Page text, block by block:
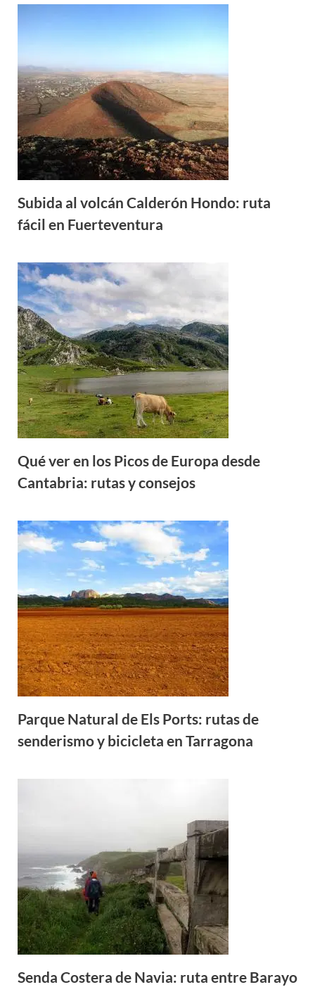
Subida al volcán Calderón Hondo: ruta
fácil en Fuerteventura
Qué ver en los Picos de Europa desde
Cantabria: rutas y consejos
Parque Natural de Els Ports: rutas de
senderismo y bicicleta en Tarragona
Senda Costera de Navia: ruta entre Barayo